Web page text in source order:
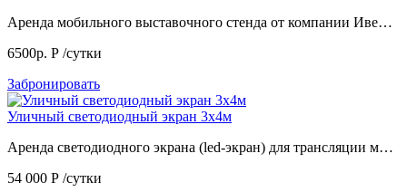
Аренда мобильного выставочного стенда от компании Иве…
6500р. Р /сутки
Забронировать
Уличный светодиодный экран 3х4м
Аренда светодиодного экрана (led-экран) для трансляции м…
54 000 Р /сутки